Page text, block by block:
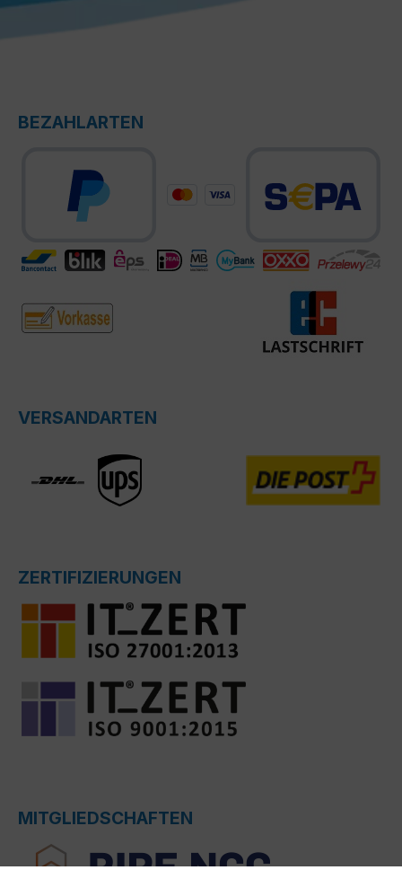
BEZAHLARTEN
VERSANDARTEN
ZERTIFIZIERUNGEN
MITGLIEDSCHAFTEN